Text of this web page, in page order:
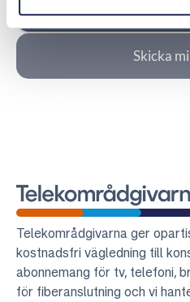
Skicka
Telekområdgivarna ger
kostnadsfri vägledning till
abonnemang för tv, telefoni,
för fiberanslutning och vi